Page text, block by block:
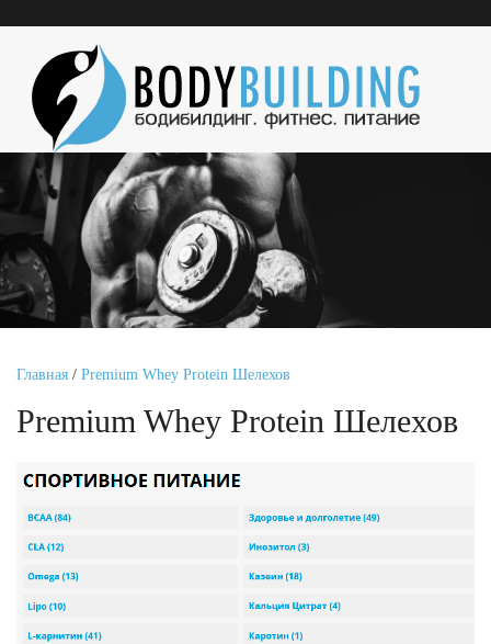
Главная / Premium Whey Protein Шелехов
Premium Whey Protein Шелехов